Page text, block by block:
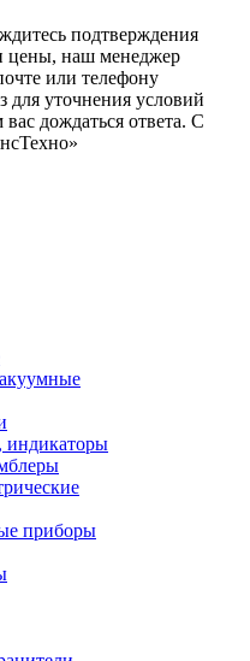
подтверждения
цены, наш менеджер
или телефону
для уточнения условий
дождаться ответа. С
индикаторы
приборы